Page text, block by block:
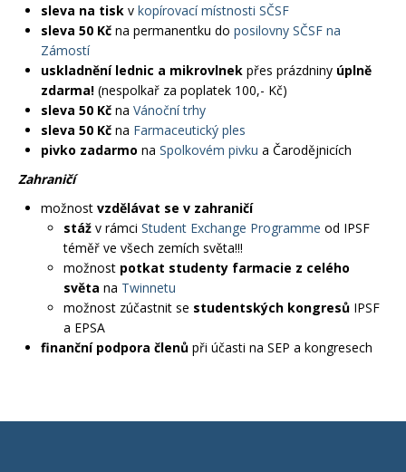
sleva na tisk v kopírovací místnosti SČSF
sleva 50 Kč na permanentku do posilovny SČSF na
Zámostí
uskladnění lednic a mikrovlnek přes prázdniny úplně
zdarma! (nespolkař za poplatek 100,- Kč)
sleva 50 Kč na Vánoční trhy
sleva 50 Kč na Farmaceutický ples
pivko zadarmo na Spolkovém pivku a Čarodějnicích
Zahraničí
možnost vzdělávat se v zahraničí
stáž v rámci Student Exchange Programme od IPSF
téměř ve všech zemích světa!!!
možnost potkat studenty farmacie z celého
světa na Twinnetu
možnost zúčastnit se studentských kongresů IPSF
a EPSA
finanční podpora členů při účasti na SEP a kongresech